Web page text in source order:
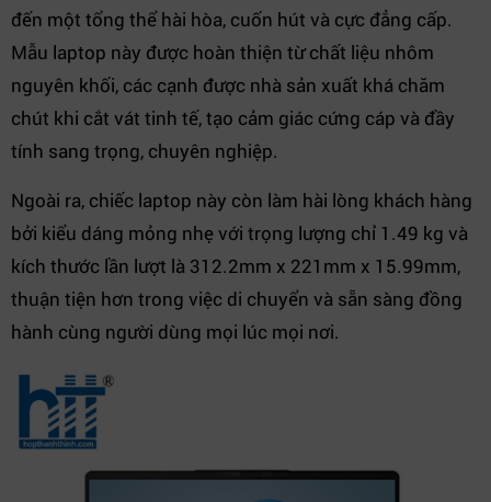
đến một tổng thể hài hòa, cuốn hút và cực đẳng cấp.
Mẫu laptop này được hoàn thiện từ chất liệu nhôm
nguyên khối, các cạnh được nhà sản xuất khá chăm
chút khi cắt vát tinh tế, tạo cảm giác cứng cáp và đầy
tính sang trọng, chuyên nghiệp.
Ngoài ra, chiếc laptop này còn làm hài lòng khách hàng
bởi kiểu dáng mỏng nhẹ với trọng lượng chỉ 1.49 kg và
kích thước lần lượt là 312.2mm x 221mm x 15.99mm,
thuận tiện hơn trong việc di chuyển và sẵn sàng đồng
hành cùng người dùng mọi lúc mọi nơi.